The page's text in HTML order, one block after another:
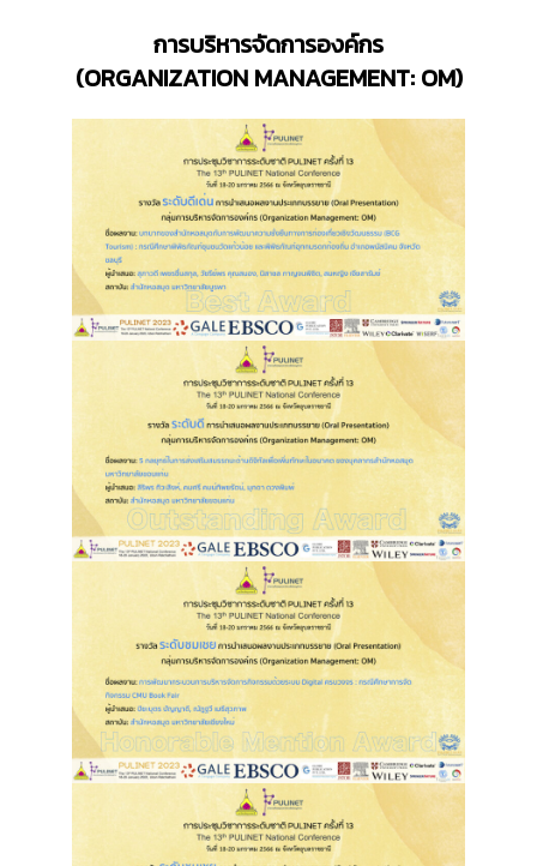
การบริหารจัดการองค์กร
(ORGANIZATION MANAGEMENT: OM)